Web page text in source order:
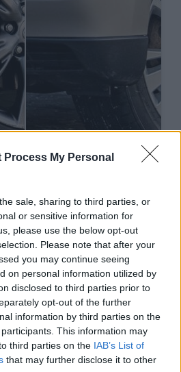
Process My Personal
sale, sharing to third parties, or
or sensitive information for
please use the below opt-out
Please note that after your
you may continue seeing
on personal information utilized by
disclosed to third parties prior to
opt-out of the further
information by third parties on the
participants. This information may
third parties on the IAB’s List of
that may further disclose it to other
Lexus RX 300
Benzīns/gāze
Apvidus
Automātiskā
2010
210 894km
Tirgo kompānija
10 990€